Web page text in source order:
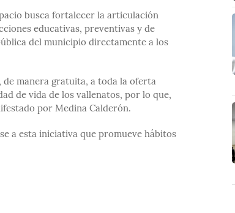
busca fortalecer la articulación
educativas, preventivas y de
del municipio directamente a los
de manera gratuita, a toda la oferta
de vida de los vallenatos, por lo que,
por Medina Calderón.
a esta iniciativa que promueve hábitos